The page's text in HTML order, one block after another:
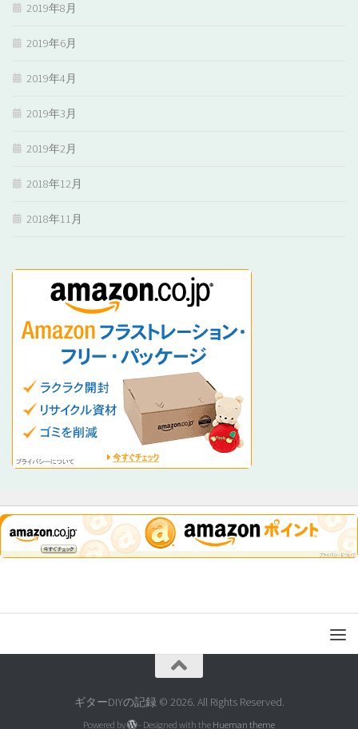
2019年8月
2019年6月
2019年4月
2019年3月
2019年2月
2018年12月
2018年11月
ギターDIYの記録 © 2026. All Rights Reserved.
Powered by - Designed with the Hueman theme